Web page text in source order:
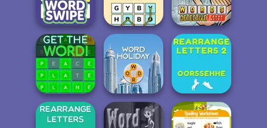
Word Finder Wordoku Guess Word
Word Swipe
OMG Word
Professor
Words Detective
Bank Heist